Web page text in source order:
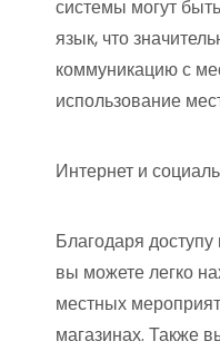
системы могут
язык, что
коммуникацию с
использование
Интернет и
Благодаря
вы можете легко
местных
магазинах. Также